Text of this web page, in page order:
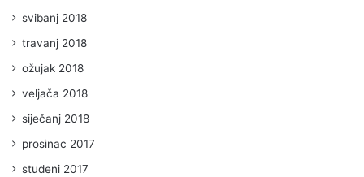
svibanj 2018
travanj 2018
ožujak 2018
veljača 2018
siječanj 2018
prosinac 2017
studeni 2017